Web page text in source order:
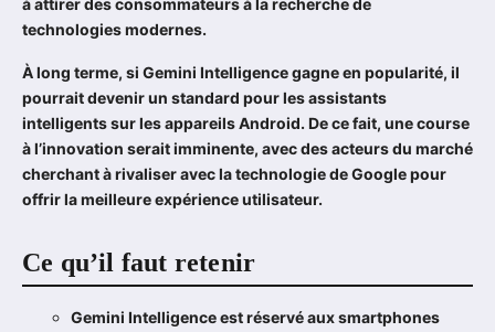
à attirer des consommateurs à la recherche de
technologies modernes.
À long terme, si Gemini Intelligence gagne en popularité, il
pourrait devenir un standard pour les assistants
intelligents sur les appareils Android. De ce fait, une course
à l’innovation serait imminente, avec des acteurs du marché
cherchant à rivaliser avec la technologie de Google pour
offrir la meilleure expérience utilisateur.
Ce qu’il faut retenir
Gemini Intelligence est réservé aux smartphones